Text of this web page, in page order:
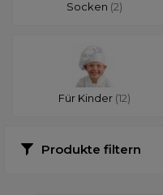
Socken (2)
Für Kinder (12)
Produkte filtern